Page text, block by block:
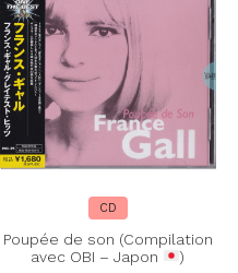
CD
Poupée de son (Compilation
avec OBI – Japon
)